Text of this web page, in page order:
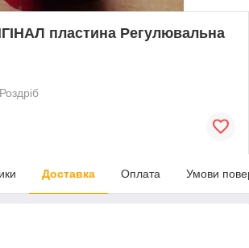
пластина Регулювальна
Роздріб
Доставка Оплата Умови